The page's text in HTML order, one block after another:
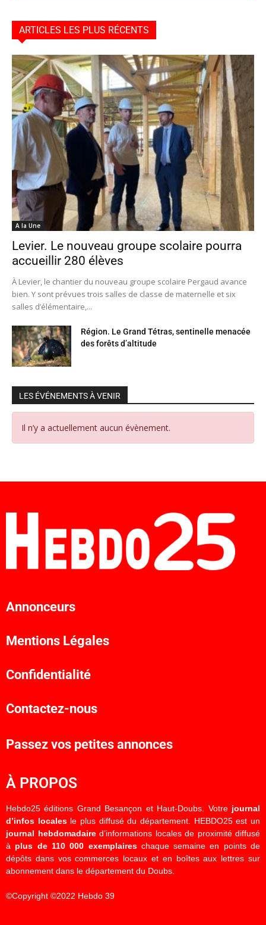
ARTICLES LES PLUS RÉCENTS
A la Une
Levier. Le nouveau groupe scolaire pourra
accueillir 280 élèves
À Levier, le chantier du nouveau groupe scolaire Pergaud avance
bien. Y sont prévues trois salles de classe de maternelle et six
salles d’élémentaire,...
Région. Le Grand Tétras, sentinelle menacée
des forêts d’altitude
LES ÉVÉNEMENTS À VENIR
Il n’y a actuellement aucun évènement.
Annonceurs
Mentions Légales
Confidentialité
Contactez-nous
Passez vos petites annonces
À PROPOS
Hebdo25 éditions Grand Besançon et Haut-Doubs. Votre journal
d’infos localesle plus diffusé du département. HEBDO25 est un
journal hebdomadaired’informations locales de proximité diffusé
à plus de 110 000 exemplaireschaque semaine en points de
dépôts dans vos commerces locaux et en boîtes aux lettres sur
abonnement dans le département du Doubs.
©Copyright ©2022 Hebdo 39